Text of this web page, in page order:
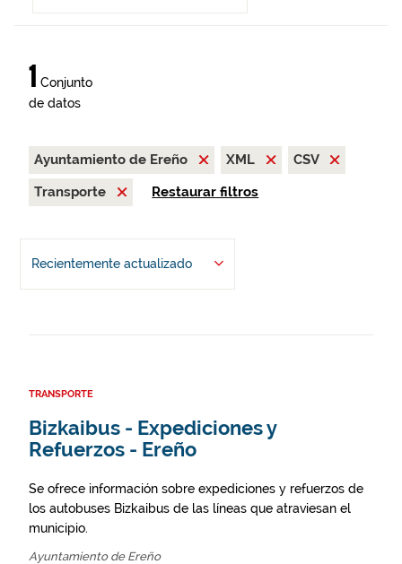
1 Conjunto
de datos
Ayuntamiento de Ereño XML
CSV
Transporte
Restaurar filtros
Recientemente actualizado
TRANSPORTE
Bizkaibus - Expediciones y
Refuerzos - Ereño
Se ofrece información sobre expediciones y refuerzos de
los autobuses Bizkaibus de las líneas que atraviesan el
municipio.
Ayuntamiento de Ereño